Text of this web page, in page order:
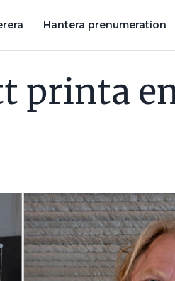
Hantera prenumeration
printa
STORA SVAGHET: ”KAN TROLLA